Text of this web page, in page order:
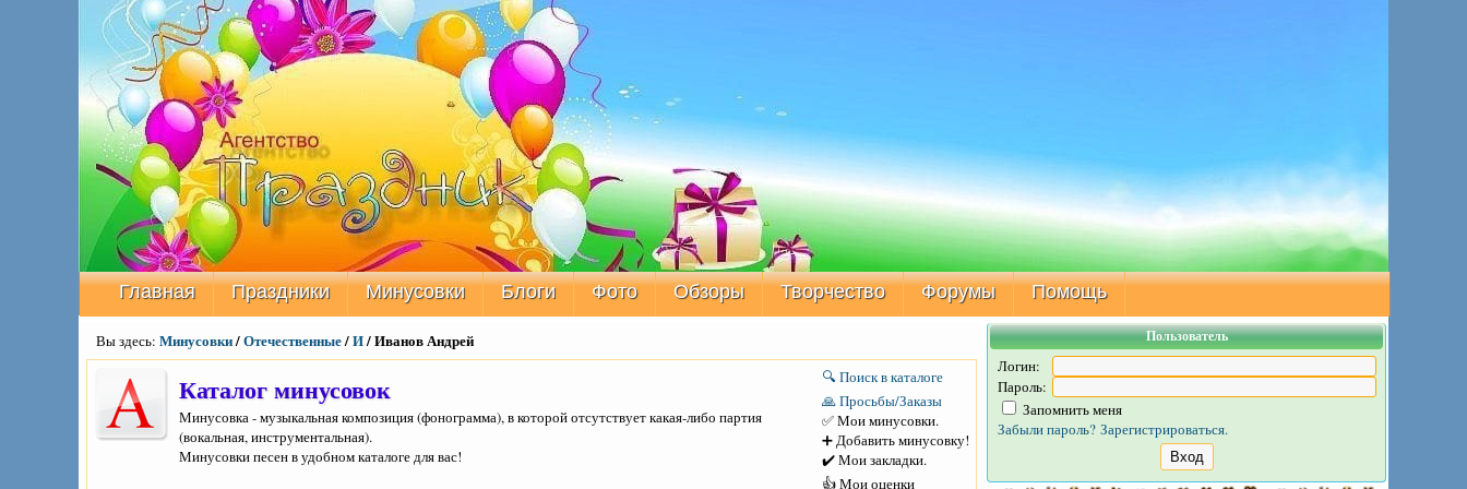
Главная Праздники Минусовки Блоги Фото Обзоры Творчество Форумы Помощь
Вы здесь: Минусовки/Отечественные/И/ Иванов Андрей
Каталог минусовок
Минусовка - музыкальная композиция (фонограмма), в которой отсутствует какая-либо партия
(вокальная, инструментальная).
Минусовки песен в удобном каталоге для вас!
🔍 Поиск в каталоге
🙏 Просьбы/Заказы
✅ Мои минусовки.
➕ Добавить минусовку!
✔️ Мои закладки.
👍 Мои оценки
Пользователь
Логин:
Пароль:
Запомнить меня
Забыли пароль? Зарегистрироваться.